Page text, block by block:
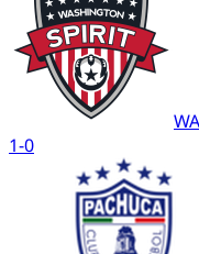
1-0